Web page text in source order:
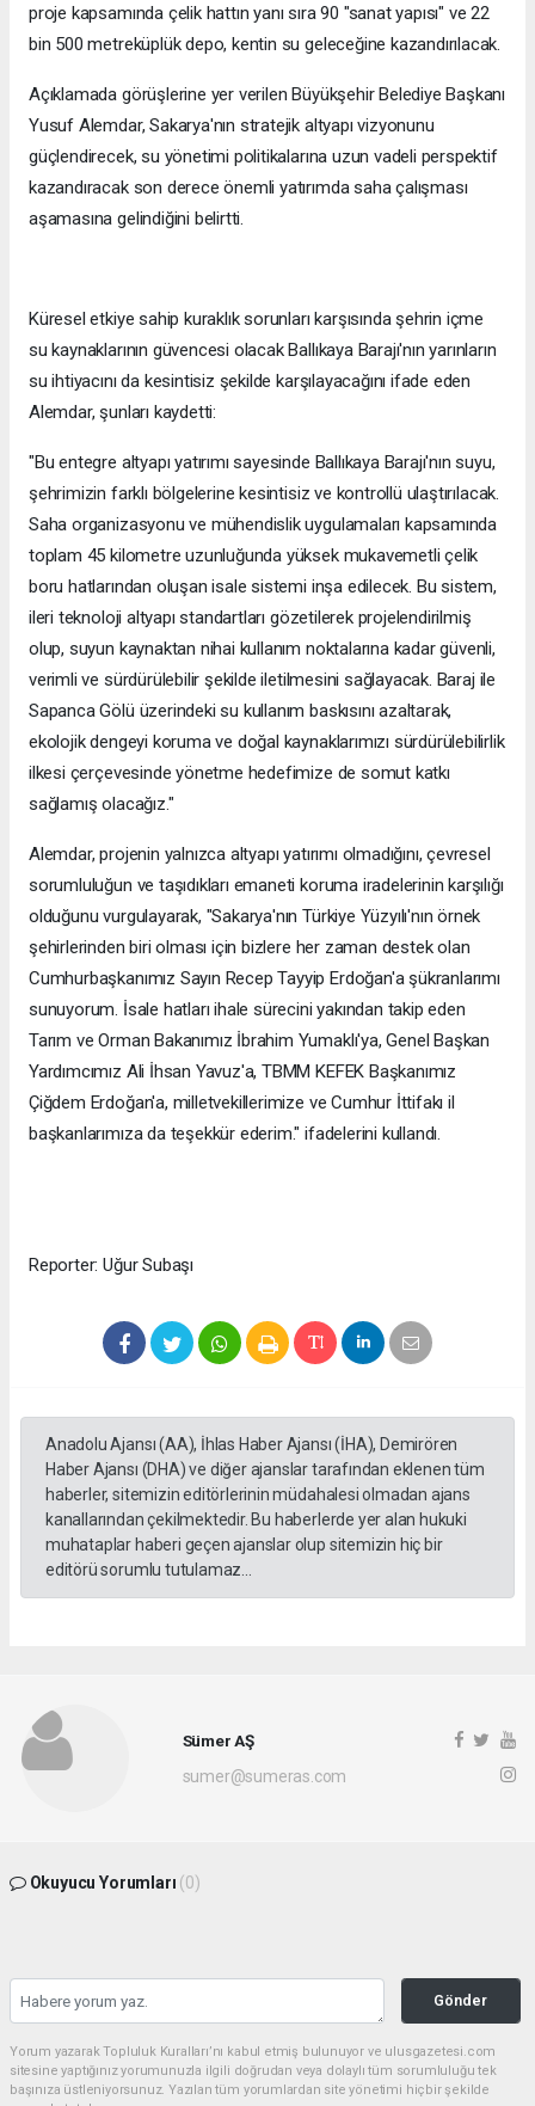
proje kapsamında çelik hattın yanı sıra 90 "sanat yapısı" ve 22
bin 500 metreküplük depo, kentin su geleceğine kazandırılacak.
Açıklamada görüşlerine yer verilen Büyükşehir Belediye Başkanı
Yusuf Alemdar, Sakarya'nın stratejik altyapı vizyonunu
güçlendirecek, su yönetimi politikalarına uzun vadeli perspektif
kazandıracak son derece önemli yatırımda saha çalışması
aşamasına gelindiğini belirtti.
Küresel etkiye sahip kuraklık sorunları karşısında şehrin içme
su kaynaklarının güvencesi olacak Ballıkaya Barajı'nın yarınların
su ihtiyacını da kesintisiz şekilde karşılayacağını ifade eden
Alemdar, şunları kaydetti:
"Bu entegre altyapı yatırımı sayesinde Ballıkaya Barajı'nın suyu,
şehrimizin farklı bölgelerine kesintisiz ve kontrollü ulaştırılacak.
Saha organizasyonu ve mühendislik uygulamaları kapsamında
toplam 45 kilometre uzunluğunda yüksek mukavemetli çelik
boru hatlarından oluşan isale sistemi inşa edilecek. Bu sistem,
ileri teknoloji altyapı standartları gözetilerek projelendirilmiş
olup, suyun kaynaktan nihai kullanım noktalarına kadar güvenli,
verimli ve sürdürülebilir şekilde iletilmesini sağlayacak. Baraj ile
Sapanca Gölü üzerindeki su kullanım baskısını azaltarak,
ekolojik dengeyi koruma ve doğal kaynaklarımızı sürdürülebilirlik
ilkesi çerçevesinde yönetme hedefimize de somut katkı
sağlamış olacağız."
Alemdar, projenin yalnızca altyapı yatırımı olmadığını, çevresel
sorumluluğun ve taşıdıkları emaneti koruma iradelerinin karşılığı
olduğunu vurgulayarak, "Sakarya'nın Türkiye Yüzyılı'nın örnek
şehirlerinden biri olması için bizlere her zaman destek olan
Cumhurbaşkanımız Sayın Recep Tayyip Erdoğan'a şükranlarımı
sunuyorum. İsale hatları ihale sürecini yakından takip eden
Tarım ve Orman Bakanımız İbrahim Yumaklı'ya, Genel Başkan
Yardımcımız Ali İhsan Yavuz'a, TBMM KEFEK Başkanımız
Çiğdem Erdoğan'a, milletvekillerimize ve Cumhur İttifakı il
başkanlarımıza da teşekkür ederim." ifadelerini kullandı.
Reporter: Uğur Subaşı
Anadolu Ajansı (AA), İhlas Haber Ajansı (İHA), Demirören
Haber Ajansı (DHA) ve diğer ajanslar tarafından eklenen tüm
haberler, sitemizin editörlerinin müdahalesi olmadan ajans
kanallarından çekilmektedir. Bu haberlerde yer alan hukuki
muhataplar haberi geçen ajanslar olup sitemizin hiç bir
editörü sorumlu tutulamaz...
Sümer AŞ
sumer@sumeras.com
Okuyucu Yorumları (0)
Gönder
Yorum yazarak Topluluk Kuralları’nı kabul etmiş bulunuyor ve ulusgazetesi.com
sitesine yaptığınız yorumunuzla ilgili doğrudan veya dolaylı tüm sorumluluğu tek
başınıza üstleniyorsunuz. Yazılan tüm yorumlardan site yönetimi hiçbir şekilde